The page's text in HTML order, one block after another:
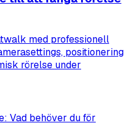
med professionell
positionering
rörelse under